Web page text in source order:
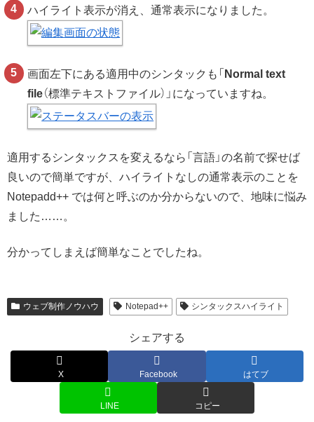
ハイライト表示が消え、通常表示になりました。
画面左下にある適用中のシンタックも「 Normal text
file（標準テキストファイル）」になっていますね。
適用するシンタックスを変えるなら「言語」の名前で探せば
良いので簡単ですが、ハイライトなしの通常表示のことを
Notepadd++ では何と呼ぶのか分からないので、地味に悩み
ました……。
分かってしまえば簡単なことでしたね。
ウェブ制作ノウハウ Notepad++ シンタックスハイライト
シェアする
X Facebook はてブ
LINE コピー